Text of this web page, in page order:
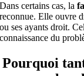
Dans certains cas, la
reconnue. Elle ouvre
ou ses ayants droit.
connaissance du
Pourquoi